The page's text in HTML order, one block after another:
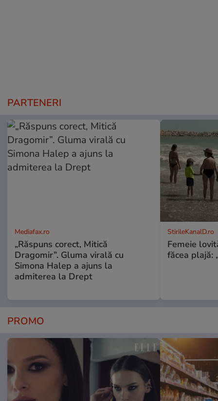
PARTENERI
Mediafax.ro
„Răspuns corect, Mitică
Dragomir”. Gluma virală cu
Simona Halep a ajuns la
admiterea la Drept
StirileKanalD.ro
Femeie
făcea plajă:
PROMO